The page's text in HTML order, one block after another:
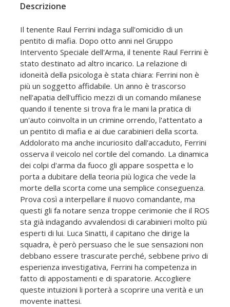
Descrizione
Il tenente Raul Ferrini indaga sull'omicidio di un
pentito di mafia. Dopo otto anni nel Gruppo
Intervento Speciale dell'Arma, il tenente Raul Ferrini è
stato destinato ad altro incarico. La relazione di
idoneità della psicologa è stata chiara: Ferrini non è
più un soggetto affidabile. Un anno è trascorso
nell'apatia dell'ufficio mezzi di un comando milanese
quando il tenente si trova fra le mani la pratica di
un'auto coinvolta in un crimine orrendo, l'attentato a
un pentito di mafia e ai due carabinieri della scorta.
Addolorato ma anche incuriosito dall'accaduto, Ferrini
osserva il veicolo nel cortile del comando. La dinamica
dei colpi d'arma da fuoco gli appare sospetta e lo
porta a dubitare della teoria più logica che vede la
morte della scorta come una semplice conseguenza.
Prova così a interpellare il nuovo comandante, ma
questi gli fa notare senza troppe cerimonie che il ROS
sta già indagando avvalendosi di carabinieri molto più
esperti di lui. Luca Sinatti, il capitano che dirige la
squadra, è però persuaso che le sue sensazioni non
debbano essere trascurate perché, sebbene privo di
esperienza investigativa, Ferrini ha competenza in
fatto di appostamenti e di sparatorie. Accogliere
queste intuizioni li porterà a scoprire una verità e un
movente inattesi.